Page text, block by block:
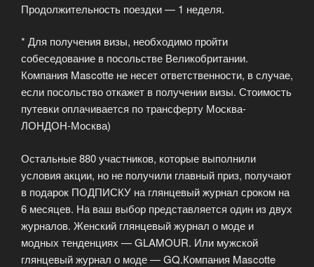
Продолжительность поездки — 1 неделя.
* Для получения визы, необходимо пройти
собеседование в посольстве Великобритании.
Компания Mascotte не несет ответственности, в случае,
если посольство откажет в получении визы. Стоимость
путевки оплачивается по трансферту Москва-
ЛОНДОН-Москва)
Остальные 880 участников, которые выполнили
условия акции, но не получили главный приз, получают
в подарок ПОДПИСКУ на глянцевый журнал сроком на
6 месяцев. На ваш выбор представляется один из двух
журналов. Женский глянцевый журнал о моде и
модных тенденциях — GLAMOUR. Или мужской
глянцевый журнал о моде — GQ.Компания Mascotte